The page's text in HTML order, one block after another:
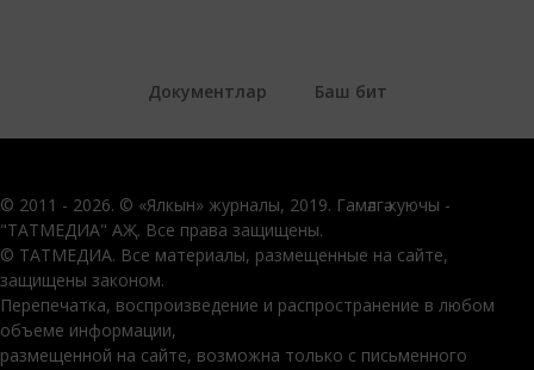
Документлар Баш бит
© 2011 - 2026. © «Ялкын» журналы, 2019. Гамәлгә куючы -
"ТАТМЕДИА" АҖ. Все права защищены.
© ТАТМЕДИА. Все материалы, размещенные на сайте,
защищены законом.
Перепечатка, воспроизведение и распространение в любом
объеме информации,
размещенной на сайте, возможна только с письменного